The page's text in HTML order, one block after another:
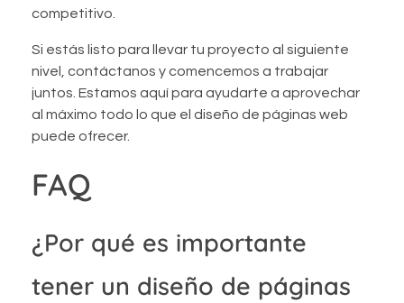
competitivo.
Si estás listo para llevar tu proyecto al siguiente
nivel, contáctanos y comencemos a trabajar
juntos. Estamos aquí para ayudarte a aprovechar
al máximo todo lo que el diseño de páginas web
puede ofrecer.
FAQ
¿Por qué es importante
tener un diseño de páginas